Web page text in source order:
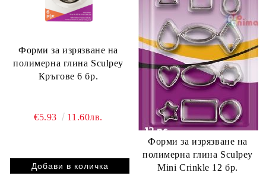
Форми за изрязване на
полимерна глина Sculpey
Кръгове 6 бр.
€5.93 11.60лв.
Форми за изрязване на
полимерна глина Sculpey
Mini Crinkle 12 бр.